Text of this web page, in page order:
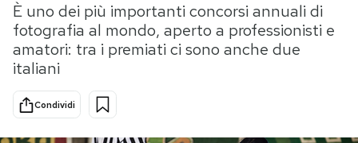
Tecnologia
Internet
Scienza
Cultura
Economia
Storie/Idee
Ok Boomer!
Media
È uno dei più importanti concorsi annuali di
fotografia al mondo, aperto a professionisti e
amatori: tra i premiati ci sono anche due
italiani
Condividi